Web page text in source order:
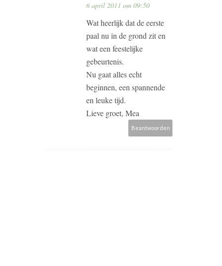
6 april 2011 om 09:50
Wat heerlijk dat de eerste
paal nu in de grond zit en
wat een feestelijke
gebeurtenis.
Nu gaat alles echt
beginnen, een spannende
en leuke tijd.
Lieve groet, Mea
Beantwoorden